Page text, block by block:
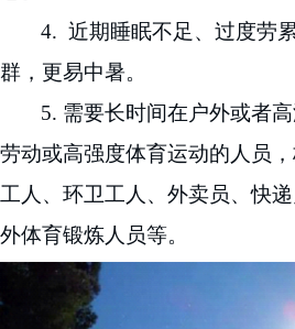
4. 近期睡眠不足、过度劳
群，更易中暑。
5. 需要长时间在户外或者
劳动或高强度体育运动的人员
工人、环卫工人、外卖员、快递
外体育锻炼人员等。